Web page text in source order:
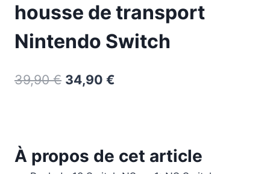
housse de transport
Nintendo Switch
39,90€ 34,90 €
À propos de cet article